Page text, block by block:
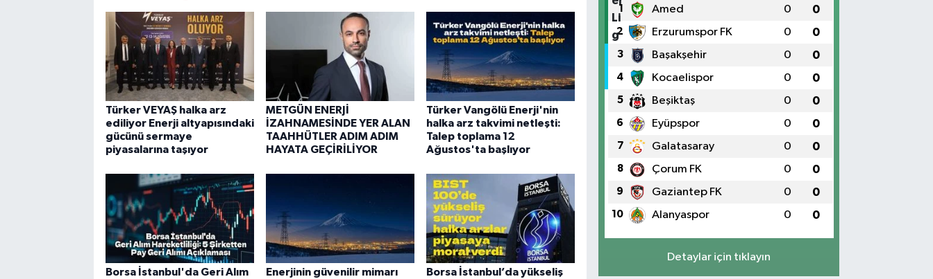
Türker VEYAŞ halka arz
ediliyor Enerji altyapısındaki
gücünü sermaye
piyasalarına taşıyor
METGÜN ENERJİ
İZAHNAMESİNDE YER ALAN
TAAHHÜTLER ADIM ADIM
HAYATA GEÇİRİLİYOR
Türker Vangölü Enerji'nin
halka arz takvimi netleşti:
Talep toplama 12
Ağustos'ta başlıyor
Borsa İstanbul'da Geri Alım
Enerjinin güvenilir mimarı
Borsa İstanbul’da yükseliş
1 Amed 0 0
2 Erzurumspor FK 0 0
3 Başakşehir 0 0
4 Kocaelispor 0 0
5 Beşiktaş 0 0
6 Eyüpspor 0 0
7 Galatasaray 0 0
8 Çorum FK 0 0
9 Gaziantep FK 0 0
10 Alanyaspor 0 0
Detaylar için tıklayın